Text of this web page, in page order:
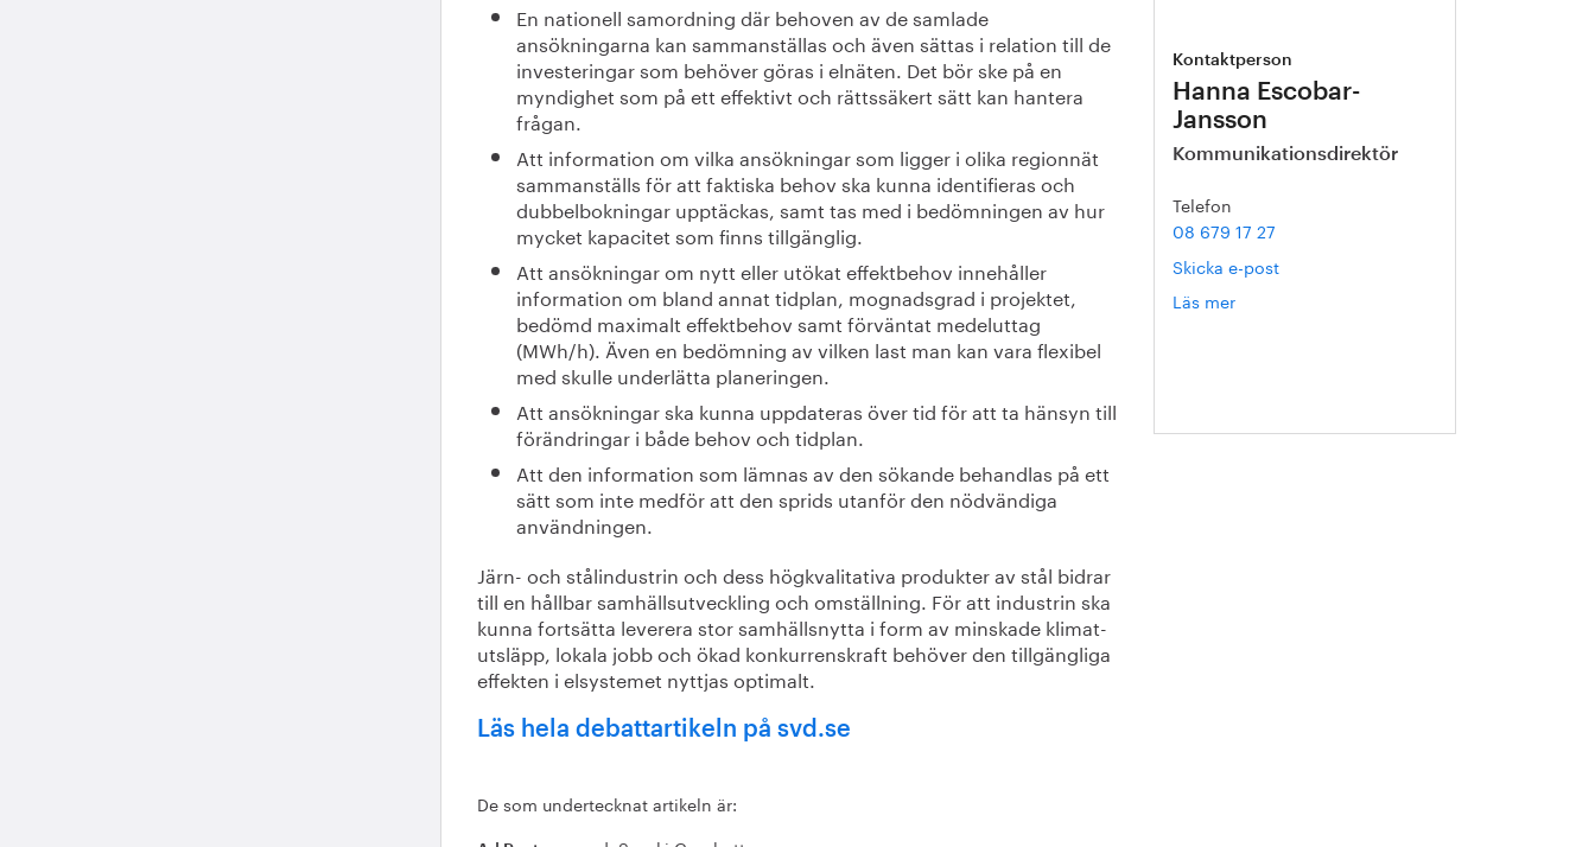
En nationell samordning där behoven av de samlade
ansökningarna kan sammanställas och även sättas i relation till de
investeringar som behöver göras i elnäten. Det bör ske på en
myndighet som på ett effektivt och rättssäkert sätt kan hantera
frågan.
Att information om vilka ansökningar som ligger i olika regionnät
sammanställs för att faktiska behov ska kunna identifieras och
dubbel­bokningar upptäckas, samt tas med i bedömningen av hur
mycket kapacitet som finns tillgänglig.
Att ansökningar om nytt eller utökat effektbehov innehåller
information om bland annat tidplan, mognadsgrad i projektet,
bedömd maximalt effektbehov samt förväntat medeluttag
(MWh/h). Även en bedömning av vilken last man kan vara flexibel
med skulle underlätta planeringen.
Att ansökningar ska kunna uppdateras över tid för att ta hänsyn till
förändringar i både behov och tidplan.
Att den information som lämnas av den sökande behandlas på ett
sätt som inte medför att den sprids utanför den nödvändiga
användningen.
Järn- och stålindustrin och dess högkvalitativa produkter av stål bidrar
till en hållbar samhällsutveckling och omställning. För att industrin ska
kunna fortsätta leverera stor samhälls­nytta i form av minskade klimat­
utsläpp, lokala jobb och ökad konkurrens­kraft behöver den tillgängliga
effekten i elsystemet nyttjas optimalt.
Läs hela debattartikeln på svd.se
De som undertecknat artikeln är:
Kontaktperson
Hanna Escobar-
Jansson
Kommunikationsdirektör
Telefon
08 679 17 27
Skicka e-post
Läs mer